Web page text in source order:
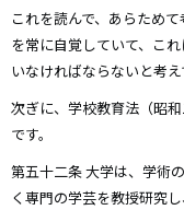
これを読んで、あらため
を常に自覚していて、こ
いなければならないと考え
次ぎに、学校教育法（昭
です。
第五十二条 大学は、学術
く専門の学芸を教授研究